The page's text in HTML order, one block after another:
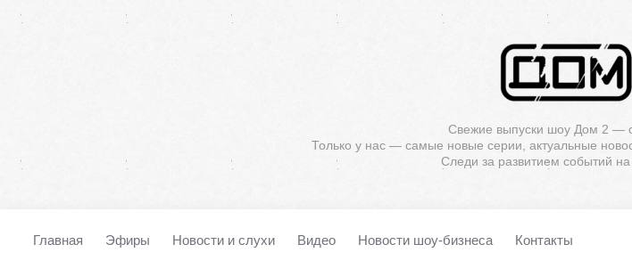
Свежие выпуски шоу Дом 2 —
Только у нас — самые новые серии, актуальные
Следи за развитием событий
Главная Эфиры Новости и слухи Видео Новости шоу-бизнеса Контакты